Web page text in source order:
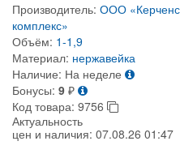
Производитель: ООО
комплекс»
Объём: 1-1,9
Материал: нержавейка
Наличие: На неделе
Бонусы: 9 ₽
Код товара: 9756
Актуальность
цен и наличия: 07.08.26 01:47